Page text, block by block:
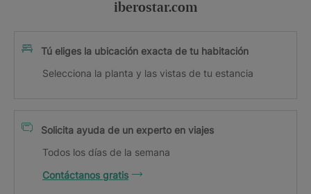
iberostar.com
Tú eliges la ubicación exacta de tu habitación
Selecciona la planta y las vistas de tu estancia
Solicita ayuda de un experto en viajes
Todos los días de la semana
Contáctanos gratis